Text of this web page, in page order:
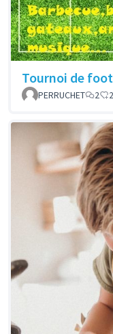
Tournoi de
PERRUCHET
2 2